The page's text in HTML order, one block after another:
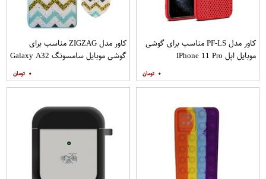
کاور مدل PF-LS مناسب برای گوشی
موبایل اپل IPhone 11 Pro
۰
کاور مدل ZIGZAG مناسب برای
گوشی موبایل سامسونگ Galaxy A32
۰